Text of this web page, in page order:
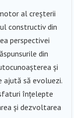
al creșterii
constructiv din
perspectivei
din
și
ajută să evoluezi.
înțelepte
și dezvoltarea